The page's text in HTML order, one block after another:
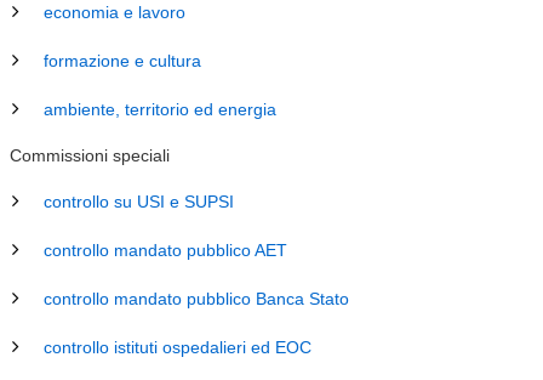
economia e lavoro
formazione e cultura
ambiente, territorio ed energia
Commissioni speciali
controllo su USI e SUPSI
controllo mandato pubblico AET
controllo mandato pubblico Banca Stato
controllo istituti ospedalieri ed EOC